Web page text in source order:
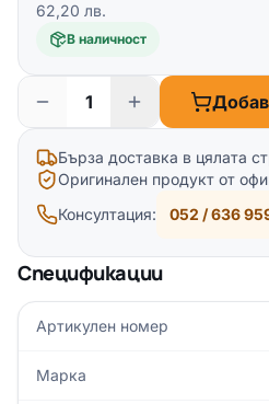
62,20 лв.
В наличност
Бърза доставка в цялата
Оригинален продукт от
Консултация:
052 / 636
Спецификации
Артикулен номер
Марка